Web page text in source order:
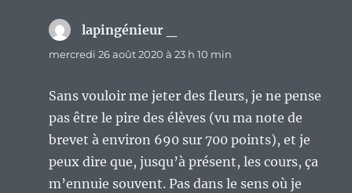
lapingénieur _
mercredi 26 août 2020 à 23 h 10 min
Sans vouloir me jeter des fleurs, je ne pense
pas être le pire des élèves (vu ma note de
brevet à environ 690 sur 700 points), et je
peux dire que, jusqu’à présent, les cours, ça
m’ennuie souvent. Pas dans le sens où je